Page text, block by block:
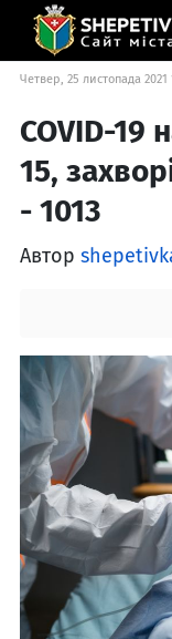
Четвер, 25 листопада 2021
COVID-19
15,
- 1013
Автор